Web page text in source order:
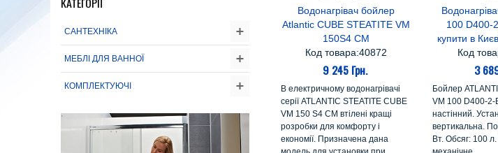
САНТЕХНІКА
МЕБЛІ ДЛЯ ВАННОЇ
КОМПЛЕКТУЮЧІ
В кошик
Водонагрівач бойлер
Atlantic CUBE STEATITE VM
150S4 CM
Код товара:40872
9 245 Грн.
В електричному водонагрівачі
серії ATLANTIC STEATITE CUBE
VM 150 S4 CM втілені кращі
розробки для комфорту і
економії. Призначена дана
В кошик
100 D400-
купити в
Код
3
Бойлер
VM 100 D400-2-
настінний.
вертикальна.
Вт. Обсяг: 100